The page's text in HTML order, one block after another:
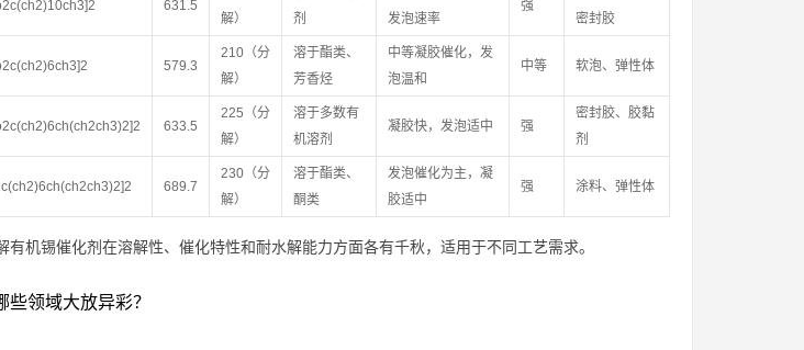
631.5
解）
剂
发泡速率
强
密封胶
579.3
210（分
解）
溶于酯类、
芳香烃
中等凝胶催化，发
泡温和
中等 软泡、弹性体
633.5
225（分
解）
溶于多数有
机溶剂
凝胶快，发泡适中 强
密封胶、胶黏
剂
689.7
230（分
解）
溶于酯类、
酮类
发泡催化为主，凝
胶适中
强 涂料、弹性体
有机锡催化剂在溶解性、催化特性和耐水解能力方面各有千秋，适用于不同工艺需求。
领域大放异彩？